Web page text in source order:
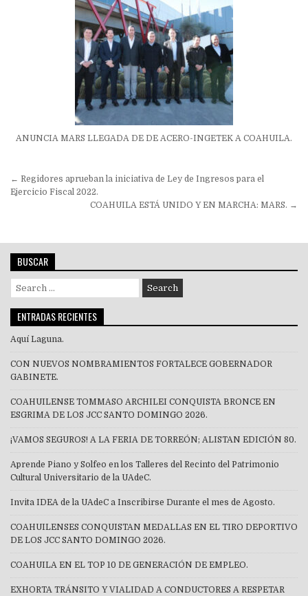
ANUNCIA MARS LLEGADA DE DE ACERO-INGETEK A COAHUILA.
Navegación
de
← Regidores aprueban la iniciativa de Ley de Ingresos para el
Ejercicio Fiscal 2022.
COAHUILA ESTÁ UNIDO Y EN MARCHA: MARS. →
BUSCAR
Search
for:
ENTRADAS RECIENTES
Aquí Laguna.
CON NUEVOS NOMBRAMIENTOS FORTALECE GOBERNADOR
GABINETE.
COAHUILENSE TOMMASO ARCHILEI CONQUISTA BRONCE EN
ESGRIMA DE LOS JCC SANTO DOMINGO 2026.
¡VAMOS SEGUROS! A LA FERIA DE TORREÓN; ALISTAN EDICIÓN 80.
Aprende Piano y Solfeo en los Talleres del Recinto del Patrimonio
Cultural Universitario de la UAdeC.
Invita IDEA de la UAdeC a Inscribirse Durante el mes de Agosto.
COAHUILENSES CONQUISTAN MEDALLAS EN EL TIRO DEPORTIVO
DE LOS JCC SANTO DOMINGO 2026.
COAHUILA EN EL TOP 10 DE GENERACIÓN DE EMPLEO.
EXHORTA TRÁNSITO Y VIALIDAD A CONDUCTORES A RESPETAR